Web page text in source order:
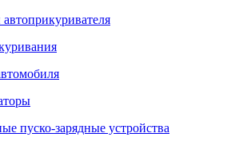
автоприкуривателя
пуско-зарядные устройства